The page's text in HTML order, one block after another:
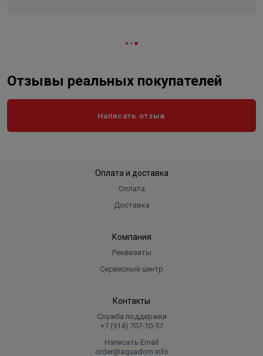
стойкость и долговечность радиаторов.
Отзывы реальных покупателей
Написать отзыв
Оплата и доставка
Оплата
Доставка
Компания
Реквизиты
Сервисный центр
Контакты
Служба поддержки
+7 (914) 707‑10‑57
Написать Email
order@aquadom.info